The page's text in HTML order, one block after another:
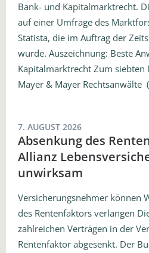
Bank- und Kapitalmarktrecht.
auf einer Umfrage des
Statista, die im Auftrag der
wurde. Auszeichnung: Beste
Kapitalmarktrecht Zum siebten
Mayer & Mayer Rechtsanwälte
7. AUGUST 2026
Absenkung des
Allianz
unwirksam
Versicherungsnehmer können
des Rentenfaktors verlangen
zahlreichen Verträgen in der
Rentenfaktor abgesenkt. Der